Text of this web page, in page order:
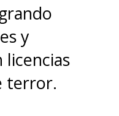
y
licencias
terror.